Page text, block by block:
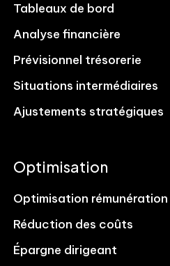
Tableaux de bord
Analyse financière
Prévisionnel trésorerie
Situations intermédiaires
Ajustements stratégiques
Optimisation
Optimisation rémunération
Réduction des coûts
Épargne dirigeant